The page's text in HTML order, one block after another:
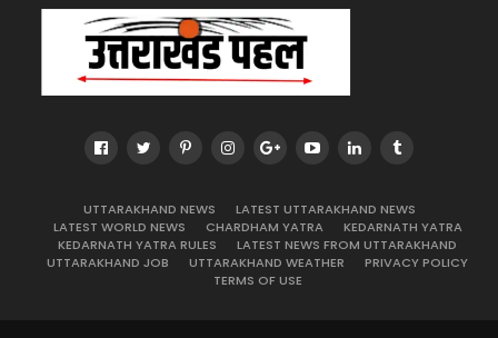
UTTARAKHAND NEWS
LATEST UTTARAKHAND NEWS
LATEST WORLD NEWS
CHARDHAM YATRA
KEDARNATH YATRA
KEDARNATH YATRA RULES
LATEST NEWS FROM UTTARAKHAND
UTTARAKHAND JOB
UTTARAKHAND WEATHER
PRIVACY POLICY
TERMS OF USE